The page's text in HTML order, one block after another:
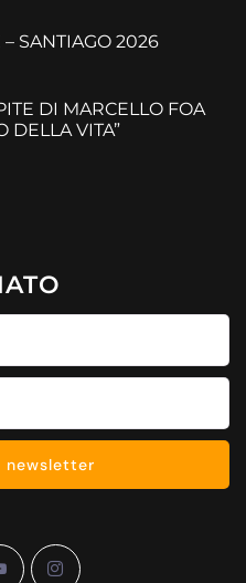
SANTIAGO 2026
DI MARCELLO FOA
DELLA VITA”